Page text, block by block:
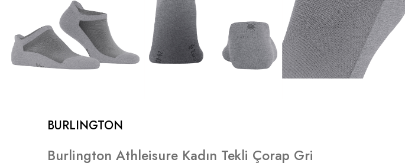
BURLINGTON
Burlington Athleisure Kadın Tekli Çorap Gri